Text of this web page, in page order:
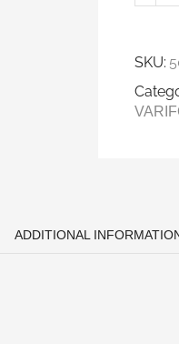
SKU:
ADDITIONAL